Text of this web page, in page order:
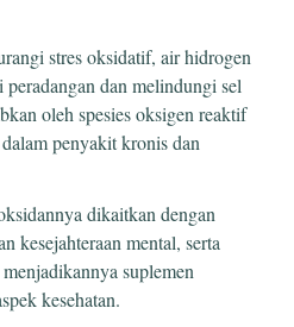
stres oksidatif, air hidrogen
dan melindungi sel
oleh spesies oksigen reaktif
penyakit kronis dan
dikaitkan dengan
kesejahteraan mental, serta
suplemen
kesehatan.